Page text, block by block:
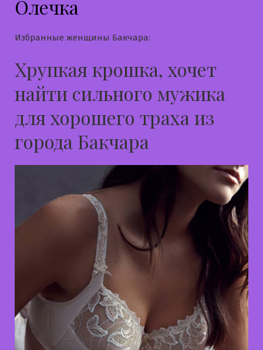
Олечка
Избранные женщины Бакчара:
Хрупкая крошка, хочет
найти сильного мужика
для хорошего траха из
города Бакчара